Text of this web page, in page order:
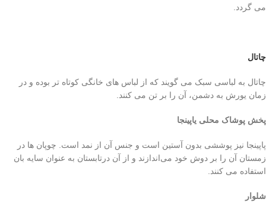
می گردد.
چاتال
چاتال به لباسی سبک می گویند که از لباس های خانگی کوتاه تر بوده و در
زمان یورش به دشمن، آن را بر تن می کنند.
پخش پوشاک محلی یاپینجا
پاپینجا نیز پوششی بدون آستین است و جنس آن از نمد است. چوپان ها در
زمستان آن را بر دوش خود می‌اندازند و از آن درتابستان به عنوان سایه بان
استفاده می کنند.
شلوار